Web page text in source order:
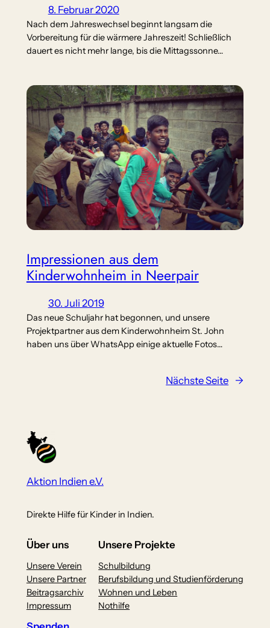
8. Februar 2020
Nach dem Jahreswechsel beginnt langsam die
Vorbereitung für die wärmere Jahreszeit! Schließlich
dauert es nicht mehr lange, bis die Mittagssonne…
Impressionen aus dem
Kinderwohnheim in Neerpair
30. Juli 2019
Das neue Schuljahr hat begonnen, und unsere
Projektpartner aus dem Kinderwohnheim St. John
haben uns über WhatsApp einige aktuelle Fotos…
Nächste Seite →
Aktion Indien e.V.
Direkte Hilfe für Kinder in Indien.
Über uns
Unsere Verein
Unsere Partner
Beitragsarchiv
Impressum
Unsere Projekte
Schulbildung
Berufsbildung und Studienförderung
Wohnen und Leben
Nothilfe